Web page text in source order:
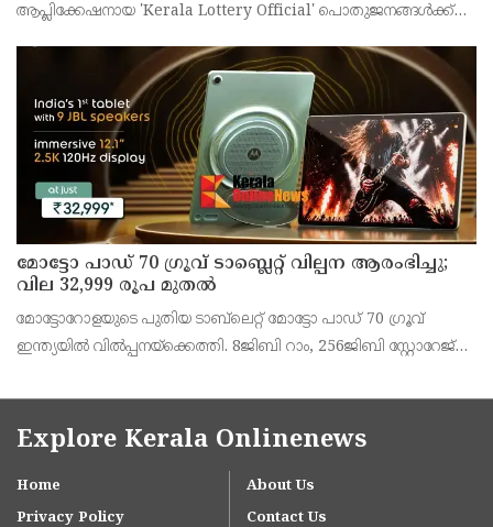
ആപ്ലിക്കേഷനായ 'Kerala Lottery Official' പൊതുജനങ്ങൾക്ക്
അഞ്ജു കെ എസ് അറിയിച്ചു.
മോട്ടോ പാഡ് 70 ഗ്രൂവ് ടാബ്ലെറ്റ് വില്പന ആരംഭിച്ചു;
വില 32,999 രൂപ മുതൽ
മോട്ടോറോളയുടെ പുതിയ ടാബ്‌ലെറ്റ് മോട്ടോ പാഡ് 70 ഗ്രൂവ്
ഇന്ത്യയിൽ വിൽപ്പനയ്‌ക്കെത്തി. 8ജിബി റാം, 256ജിബി സ്റ്റോറേജ്
ഉൾപ്പെടെ 32,999 രൂപയാണ് ഫലപ്രദമായ
Explore Kerala Onlinenews
Home
About Us
Privacy Policy
Contact Us